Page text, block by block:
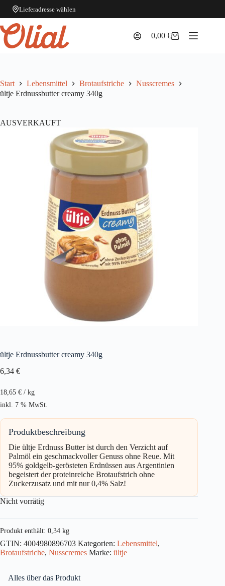
Lieferadresse wählen
Zum
Inhalt
springen
Warenkorb
0,00€
Start Lebensmittel Brotaufstriche
Nusscremes
ültje Erdnussbutter creamy 340g
AUSVERKAUFT
ültje Erdnussbutter creamy 340g
6,34 €
18,65 € / kg
inkl. 7 % MwSt.
Produktbeschreibung
Die ültje Erdnuss Butter ist durch den Verzicht auf
Palmöl ein geschmackvoller Genuss ohne Reue. Mit
95% goldgelb-gerösteten Erdnüssen aus Argentinien
begeistert der proteinreiche Brotaufstrich ohne
Zuckerzusatz und mit nur 0,4% Salz!
Nicht vorrätig
Produkt enthält: 0,34 kg
GTIN: 4004980896703 Kategorien: Lebensmittel,
Brotaufstriche, Nusscremes Marke: ültje
Alles über das Produkt